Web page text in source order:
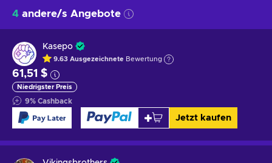
4 andere/s Angebote
Kasepo
9.63 Ausgezeichnete Bewertung
61,51 $
Niedrigster Preis
9% Cashback
Jetzt kaufen